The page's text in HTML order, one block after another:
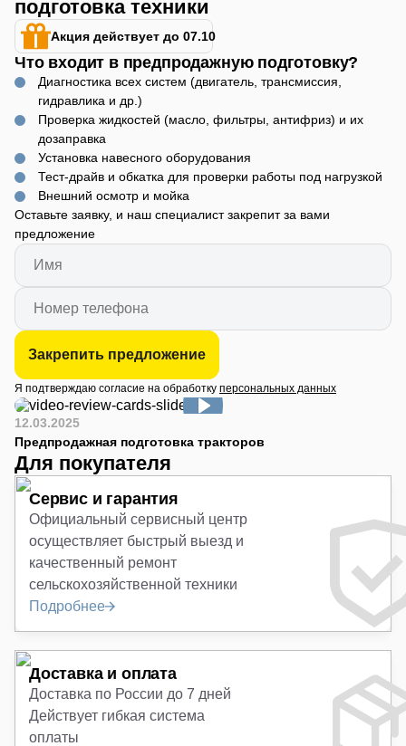
подготовка техники
Акция действует до 07.10
Что входит в предпродажную подготовку?
Диагностика всех систем (двигатель, трансмиссия,
гидравлика и др.)
Проверка жидкостей (масло, фильтры, антифриз) и их
дозаправка
Установка навесного оборудования
Тест-драйв и обкатка для проверки работы под нагрузкой
Внешний осмотр и мойка
Оставьте заявку, и наш специалист закрепит за вами
предложение
Закрепить предложение
Я подтверждаю согласие на обработку персональных данных
12.03.2025
Предпродажная подготовка тракторов
Для покупателя
Сервис и гарантия
Официальный сервисный центр
осуществляет быстрый выезд и
качественный ремонт
сельскохозяйственной техники
Подробнее
Доставка и оплата
Доставка по России до 7 дней
Действует гибкая система
оплаты